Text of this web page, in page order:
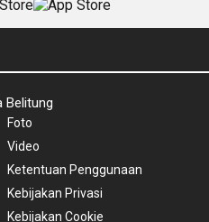
Belitung
Foto
Video
Ketentuan Penggunaan
Kebijakan Privasi
Kebijakan Cookie